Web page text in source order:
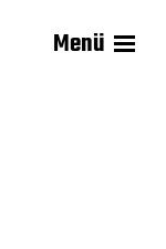
Menü